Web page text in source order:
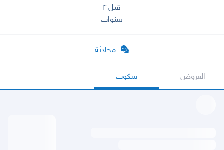
قبل ٣
سنوات
محادثة
العروض سكوب